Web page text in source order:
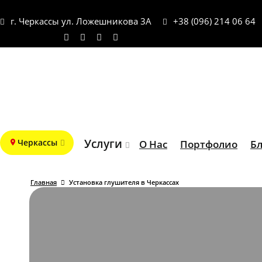
г. Черкассы ул. Ложешникова 3А +38 (096) 214 06 64
Черкассы Услуги О Нас Портфолио
Главная Установка глушителя в Черкассах